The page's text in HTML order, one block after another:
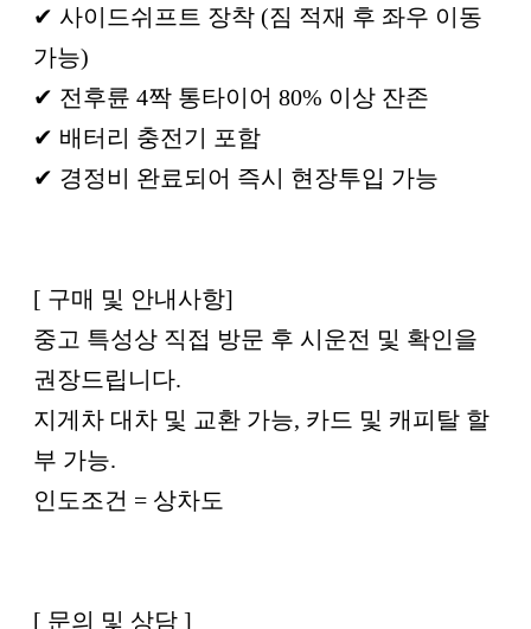
✔ 사이드쉬프트 장착 (짐 적재 후 좌우 이동
가능)
✔ 전후륜 4짝 통타이어 80% 이상 잔존
✔ 배터리 충전기 포함
✔ 경정비 완료되어 즉시 현장투입 가능
[ 구매 및 안내사항]
중고 특성상 직접 방문 후 시운전 및 확인을
권장드립니다.
지게차 대차 및 교환 가능, 카드 및 캐피탈 할
부 가능.
인도조건 = 상차도
[ 문의 및 상담 ]